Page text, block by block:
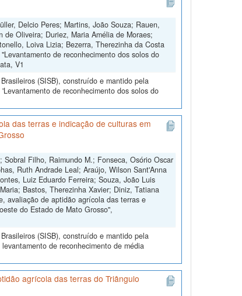
Delcio Peres; Martins, João Souza; Rauen,
de Oliveira; Duriez, Maria Amélia de Moraes;
Loiva Lizia; Bezerra, Therezinha da Costa
de reconhecimento dos solos do
V1
(SISB), construído e mantido pela
de reconhecimento dos solos do
das terras e indicação de culturas em
Filho, Raimundo M.; Fonseca, Osório Oscar
Ruth Andrade Leal; Araújo, Wilson Sant'Anna
Luiz Eduardo Ferreira; Souza, João Luis
Bastos, Therezinha Xavier; Diniz, Tatiana
avaliação de aptidão agrícola das terras e
do Estado de Mato Grosso",
(SISB), construído e mantido pela
de reconhecimento de média
agrícola das terras do Triângulo